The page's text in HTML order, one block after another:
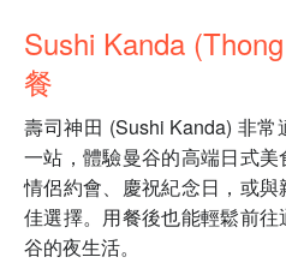
Sushi Kanda
餐
壽司神田 (Sushi Kanda) 非
一站，體驗曼谷的高端日式
情侶約會、慶祝紀念日，或
佳選擇。用餐後也能輕鬆前
谷的夜生活。